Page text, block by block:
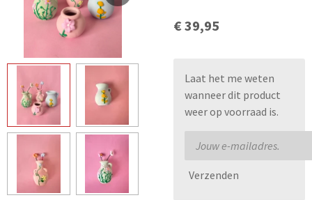
€ 39,95
Laat het me weten
wanneer dit product
weer op voorraad is.
Verzenden